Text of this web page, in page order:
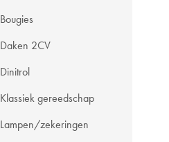
Bougies
Daken 2CV
Dinitrol
Klassiek gereedschap
Lampen/zekeringen